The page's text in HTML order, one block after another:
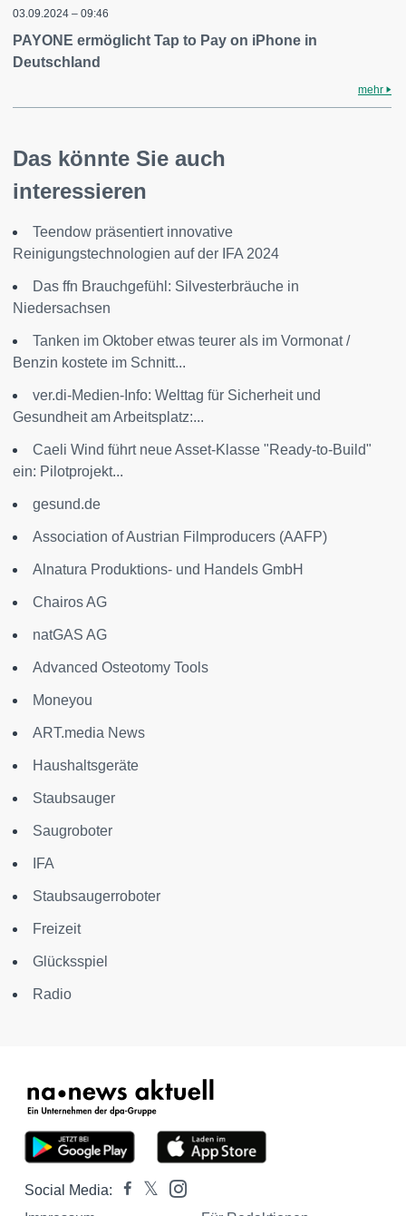
03.09.2024 – 09:46
PAYONE ermöglicht Tap to Pay on iPhone in
Deutschland
mehr
Das könnte Sie auch
interessieren
Teendow präsentiert innovative
Reinigungstechnologien auf der IFA 2024
Das ffn Brauchgefühl: Silvesterbräuche in
Niedersachsen
Tanken im Oktober etwas teurer als im Vormonat /
Benzin kostete im Schnitt...
ver.di-Medien-Info: Welttag für Sicherheit und
Gesundheit am Arbeitsplatz:...
Caeli Wind führt neue Asset-Klasse "Ready-to-Build"
ein: Pilotprojekt...
gesund.de
Association of Austrian Filmproducers (AAFP)
Alnatura Produktions- und Handels GmbH
Chairos AG
natGAS AG
Advanced Osteotomy Tools
Moneyou
ART.media News
Haushaltsgeräte
Staubsauger
Saugroboter
IFA
Staubsaugerroboter
Freizeit
Glücksspiel
Radio
Social Media: